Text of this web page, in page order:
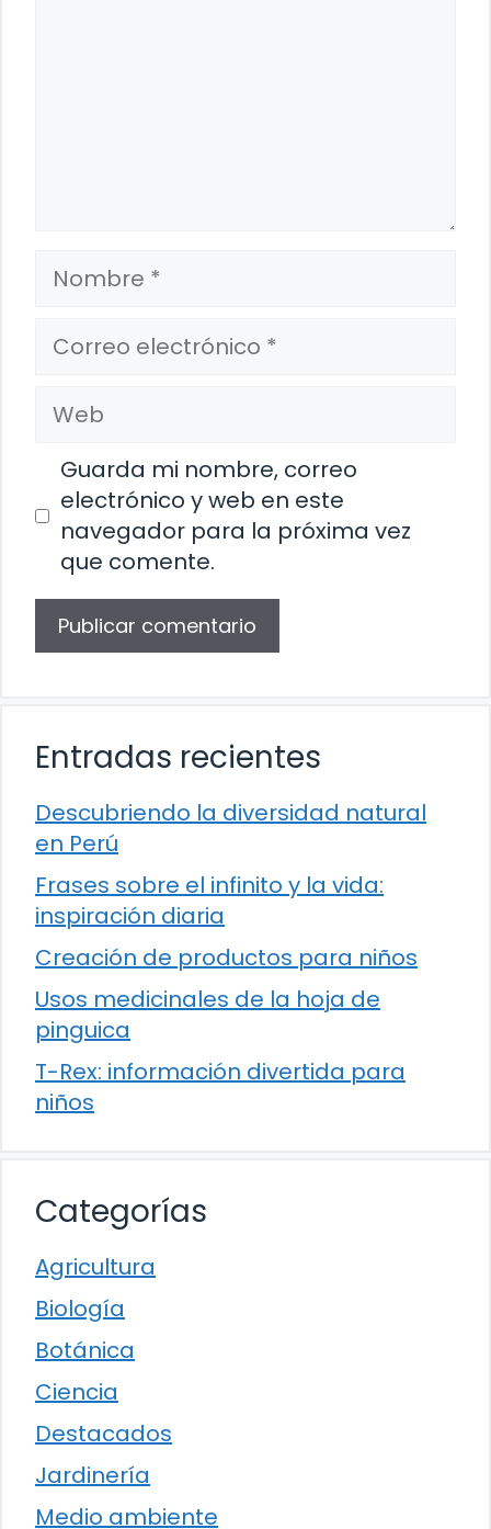
Nombre
Correo
electrónico
Web
Guarda mi nombre, correo
electrónico y web en este
navegador para la próxima vez
que comente.
Entradas recientes
Descubriendo la diversidad natural
en Perú
Frases sobre el infinito y la vida:
inspiración diaria
Creación de productos para niños
Usos medicinales de la hoja de
pinguica
T-Rex: información divertida para
niños
Categorías
Agricultura
Biología
Botánica
Ciencia
Destacados
Jardinería
Medio ambiente